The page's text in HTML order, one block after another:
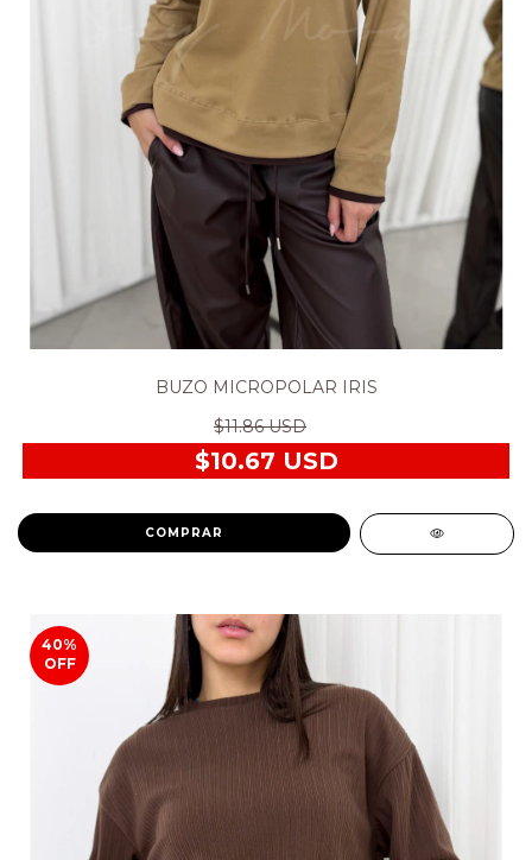
BUZO MICROPOLAR IRIS
$11.86 USD
$10.67 USD
COMPRAR
40%
OFF